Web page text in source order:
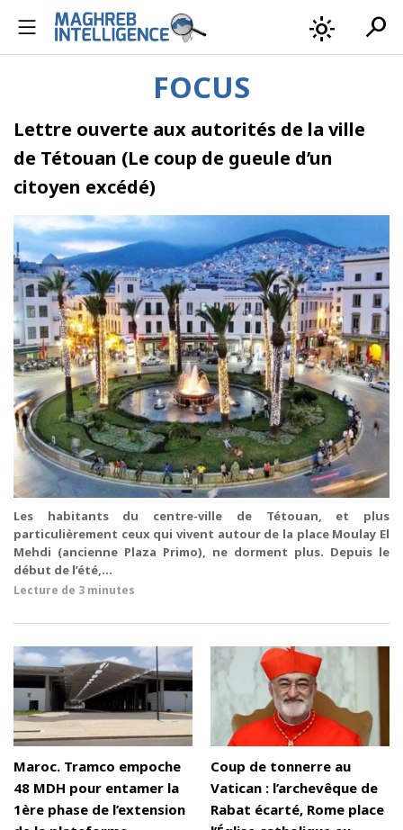
light_mode search
FOCUS
Lettre ouverte aux autorités de la ville
de Tétouan (Le coup de gueule d’un
citoyen excédé)
Les habitants du centre-ville de Tétouan, et plus
particulièrement ceux qui vivent autour de la place Moulay El
Mehdi (ancienne Plaza Primo), ne dorment plus. Depuis le
début de l’été,...
Lecture de 3 minutes
Maroc. Tramco empoche
48 MDH pour entamer la
1ère phase de l’extension
Coup de tonnerre au
Vatican : l’archevêque de
Rabat écarté, Rome place